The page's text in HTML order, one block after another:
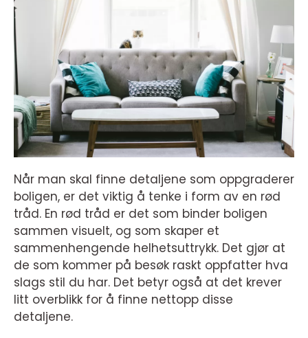
Når man skal finne detaljene som oppgraderer
boligen, er det viktig å tenke i form av en rød
tråd. En rød tråd er det som binder boligen
sammen visuelt, og som skaper et
sammenhengende helhetsuttrykk. Det gjør at
de som kommer på besøk raskt oppfatter hva
slags stil du har. Det betyr også at det krever
litt overblikk for å finne nettopp disse
detaljene.